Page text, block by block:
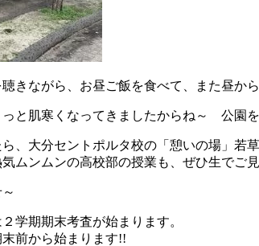
きながら、お昼ご飯を食べて、また昼か
と肌寒くなってきましたからね～ 公園
、大分セントポルタ校の「憩いの場」若
ムンムンの高校部の授業も、ぜひ生でご
学期期末考査が始まります。
前から始まります!!